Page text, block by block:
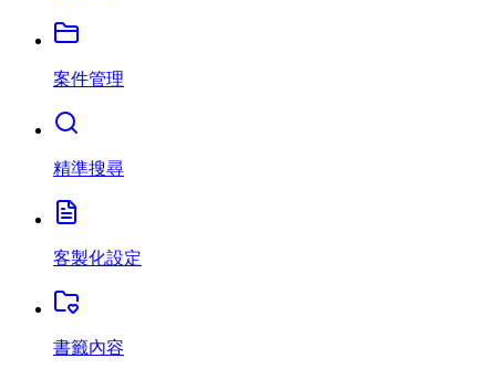
案件管理
精準搜尋
客製化設定
書籤內容